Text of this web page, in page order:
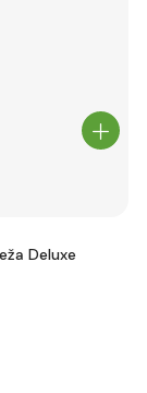
Deluxe